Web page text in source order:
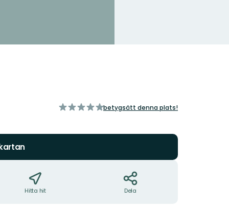
av
betygsätt denna plats!
Hitta hit Dela